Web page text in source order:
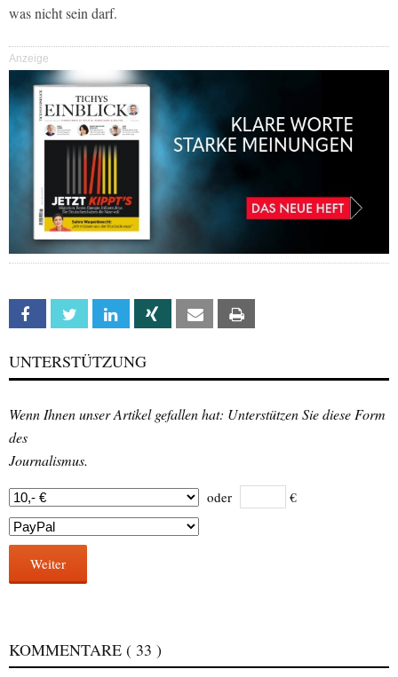
was nicht sein darf.
Anzeige
Facebook Twitter Linkedin Xing Email
UNTERSTÜTZUNG
Wenn Ihnen unser Artikel gefallen hat: Unterstützen Sie diese Form
des
Journalismus.
oder €
Weiter
KOMMENTARE ( 33 )